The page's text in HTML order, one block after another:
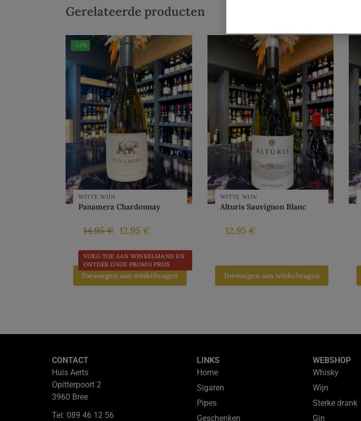
Gerelateerde producten
-13%
WITTE WIJN
Panamera Chardonnay
14.95€ 12.95 €
VOEG TOE AAN WINKELMAND EN
ONTDEK ONZE PROMO PRIJS
Toevoegen aan winkelwagen
WITTE WIJN
Alturis Sauvignon Blanc
12.95 €
Toevoegen aan winkelwagen
CONTACT
Huis Aerts
Opitterpoort 2
3960 Bree
Tel: 089 46 12 56
LINKS
Home
Sigaren
Pipes
Geschenken
WEBSHOP
Whisky
Wijn
Sterke drank
Gin